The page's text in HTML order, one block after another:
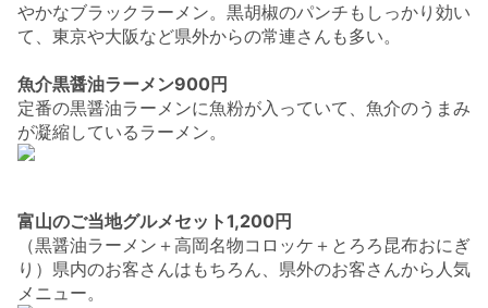
やかなブラックラーメン。黒胡椒のパンチもしっかり効い
て、東京や大阪など県外からの常連さんも多い。
魚介黒醤油ラーメン900円
定番の黒醤油ラーメンに魚粉が入っていて、魚介のうまみ
が凝縮しているラーメン。
富山のご当地グルメセット1,200円
（黒醤油ラーメン＋高岡名物コロッケ＋とろろ昆布おにぎ
り）県内のお客さんはもちろん、県外のお客さんから人気
メニュー。